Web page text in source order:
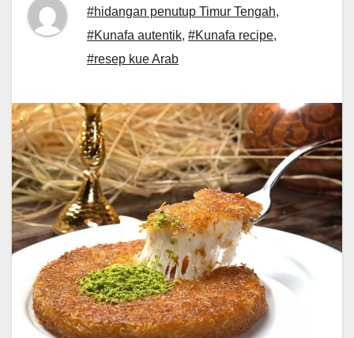
#hidangan penutup Timur Tengah,
#Kunafa autentik, #Kunafa recipe,
#resep kue Arab